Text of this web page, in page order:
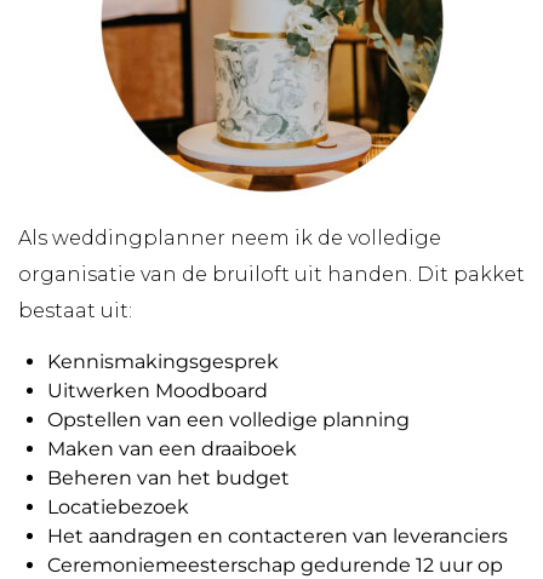
Als weddingplanner neem ik de volledige
organisatie van de bruiloft uit handen. Dit pakket
bestaat uit:
Kennismakingsgesprek
Uitwerken Moodboard
Opstellen van een volledige planning
Maken van een draaiboek
Beheren van het budget
Locatiebezoek
Het aandragen en contacteren van leveranciers
Ceremoniemeesterschap gedurende 12 uur op